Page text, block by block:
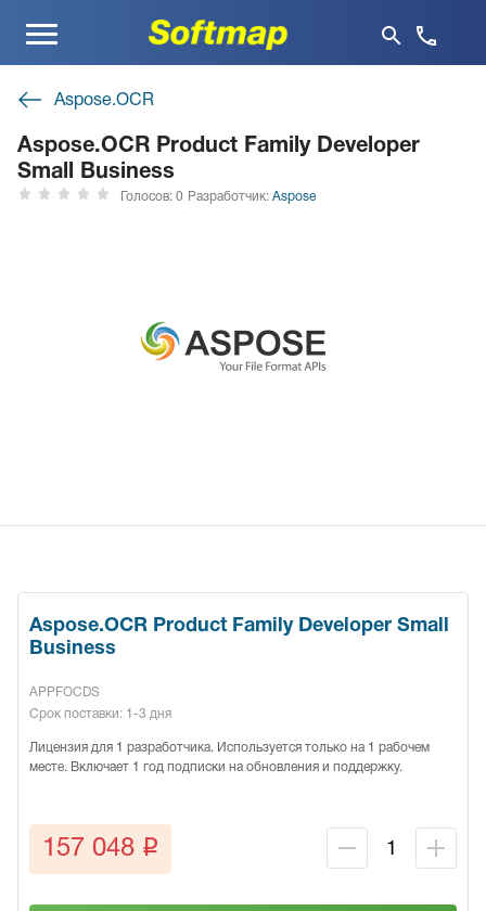
Меню
Aspose.OCR
Aspose.OCR Product Family Developer
Small Business
Голосов: 0 Разработчик: Aspose
Aspose.OCR Product Family Developer Small
Business
APPFOCDS
Срок поставки: 1-3 дня
Лицензия для 1 разработчика. Используется только на 1 рабочем
месте. Включает 1 год подписки на обновления и поддержку.
157 048 q